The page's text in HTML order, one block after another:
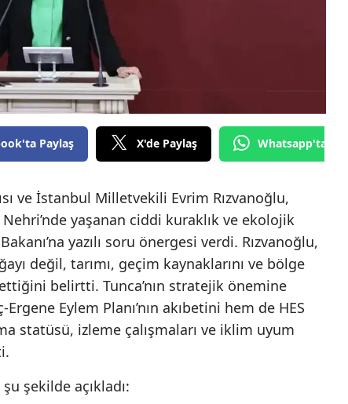
Paylaş X'de Paylaş Whatsapp'tan
ve İstanbul Milletvekili Evrim Rızvanoğlu,
Nehri’nde yaşanan ciddi kuraklık ve ekolojik
yazılı soru önergesi verdi. Rızvanoğlu,
değil, tarımı, geçim kaynaklarını ve bölge
belirtti. Tunca’nın stratejik önemine
Eylem Planı’nın akıbetini hem de HES
statüsü, izleme çalışmaları ve iklim uyum
şekilde açıkladı: